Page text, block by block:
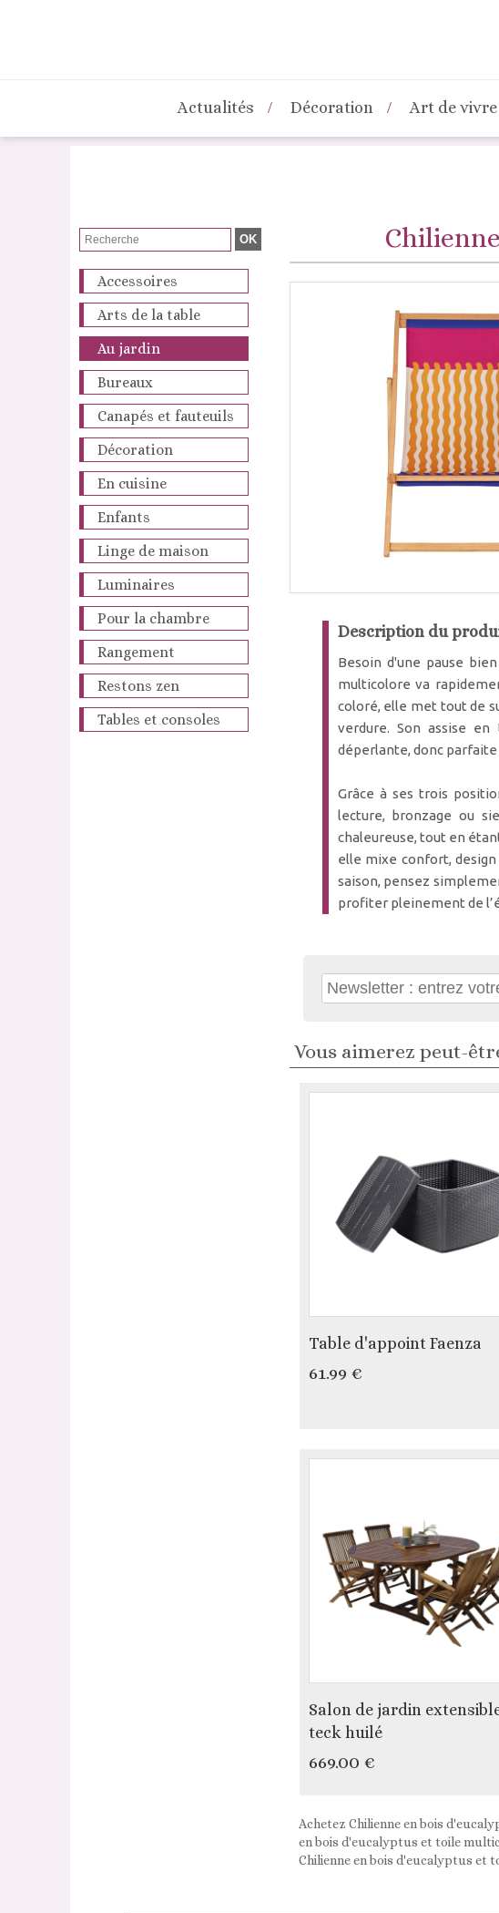
Actualités Décoration Art de vivre
Accessoires
Arts de la table
Au jardin
Bureaux
Canapés et fauteuils
Décoration
En cuisine
Enfants
Linge de maison
Luminaires
Pour la chambre
Rangement
Restons zen
Tables et consoles
Description du
Besoin d'une pause
multicolore va
coloré, elle met tout de
verdure. Son assise
déperlante, donc
Grâce à ses trois
lecture, bronzage ou
chaleureuse, tout en
elle mixe confort,
saison, pensez
profiter pleinement de
Vous aimerez peut-
Table d'appoint Faenza
61.99 €
Salon de jardin
teck huilé
669.00 €
Achetez Chilienne en bois
en bois d'eucalyptus et toile
Chilienne en bois d'eucalyptus et